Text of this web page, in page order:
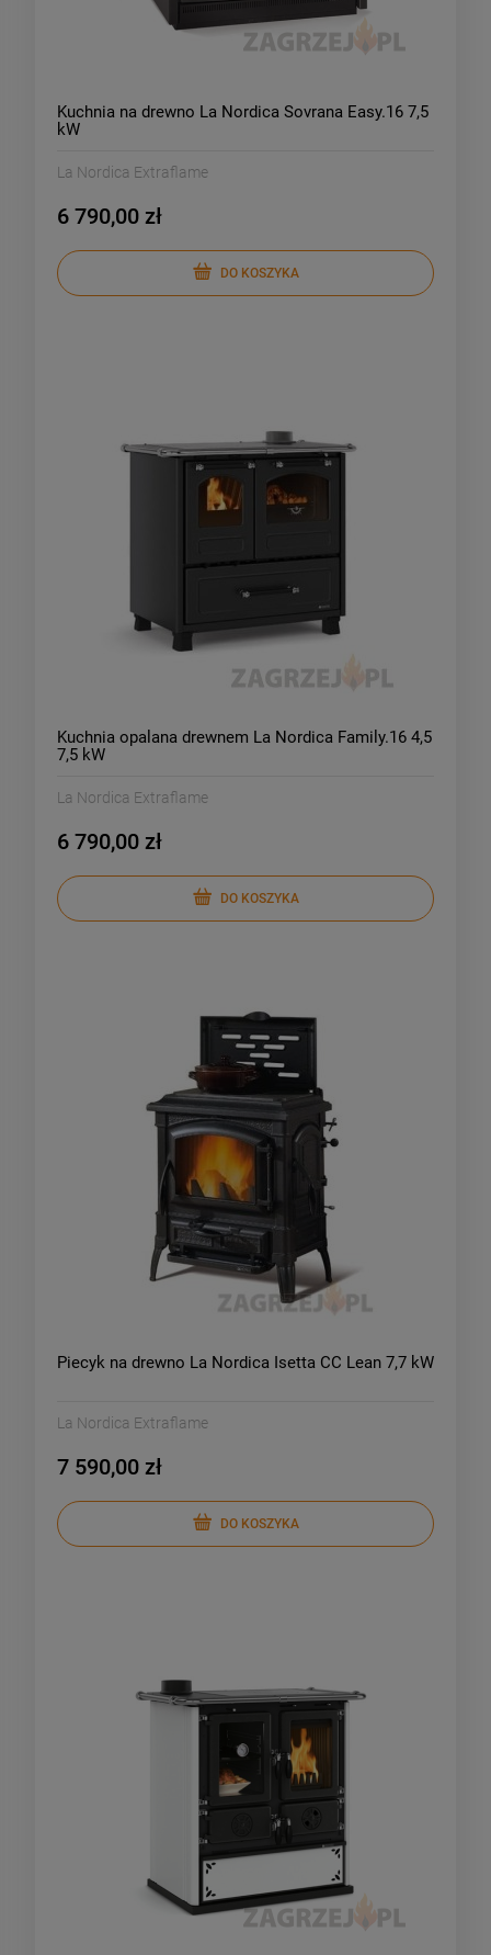
Kuchnia na drewno La Nordica Sovrana Easy.16 7,5
kW
La Nordica Extraflame
6 790,00 zł
DO KOSZYKA
Kuchnia opalana drewnem La Nordica Family.16 4,5
7,5 kW
La Nordica Extraflame
6 790,00 zł
DO KOSZYKA
Piecyk na drewno La Nordica Isetta CC Lean 7,7 kW
La Nordica Extraflame
7 590,00 zł
DO KOSZYKA